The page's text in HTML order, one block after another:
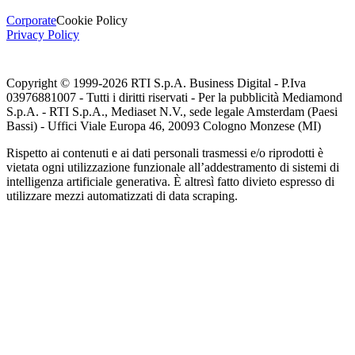
CorporateCookie Policy
Privacy Policy
Copyright © 1999-2026 RTI S.p.A. Business Digital - P.Iva
03976881007 - Tutti i diritti riservati - Per la pubblicità Mediamond
S.p.A. - RTI S.p.A., Mediaset N.V., sede legale Amsterdam (Paesi
Bassi) - Uffici Viale Europa 46, 20093 Cologno Monzese (MI)
Rispetto ai contenuti e ai dati personali trasmessi e/o riprodotti è
vietata ogni utilizzazione funzionale all’addestramento di sistemi di
intelligenza artificiale generativa. È altresì fatto divieto espresso di
utilizzare mezzi automatizzati di data scraping.